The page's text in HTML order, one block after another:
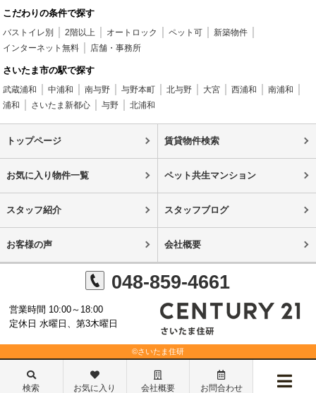
こだわりの条件で探す
バストイレ別 2階以上 オートロック ペット可
新築物件
インターネット無料
店舗・事務所
さいたま市の駅で探す
武蔵浦和 中浦和 南与野 与野本町 北与野 大宮 西浦和
南浦和
浦和
さいたま新都心 与野 北浦和
トップページ 賃貸物件検索
お気に入り物件一覧 ペット共生マンション
スタッフ紹介 スタッフブログ
お客様の声 会社概要
048-859-4661
営業時間 10:00～18:00
定休日 水曜日、第3木曜日
©さいたま住研
検索 お気に入り 会社概要 お問合わせ